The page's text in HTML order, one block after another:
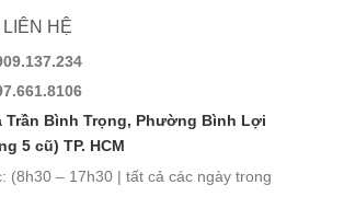
HỆ
Trần Bình Trọng, Phường Bình Lợi
5 cũ) TP. HCM
(8h30 – 17h30 | tất cả các ngày trong